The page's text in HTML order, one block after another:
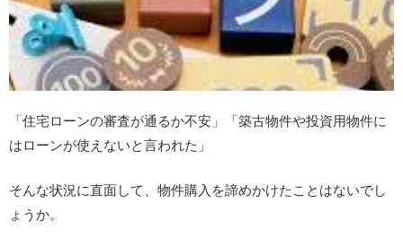
「住宅ローンの審査が通るか不安」「築古物件や投資用物件に
はローンが使えないと言われた」
そんな状況に直面して、物件購入を諦めかけたことはないでし
ょうか。